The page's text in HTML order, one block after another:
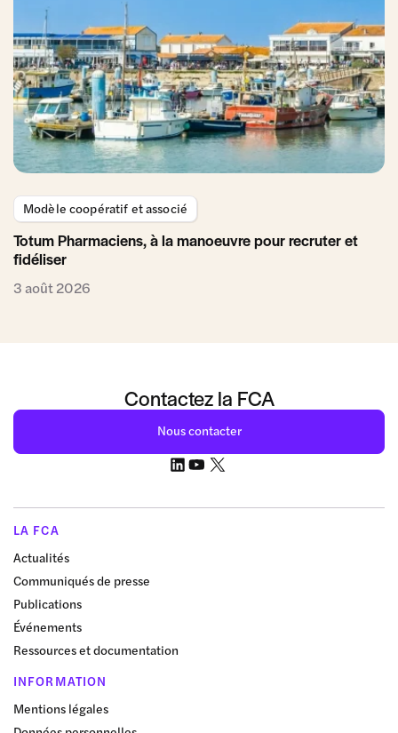
Modèle coopératif et associé
Totum Pharmaciens, à la manoeuvre pour recruter et
fidéliser
3 août 2026
Contactez la FCA
Nous contacter
LA FCA
Actualités
Communiqués de presse
Publications
Événements
Ressources et documentation
INFORMATION
Mentions légales